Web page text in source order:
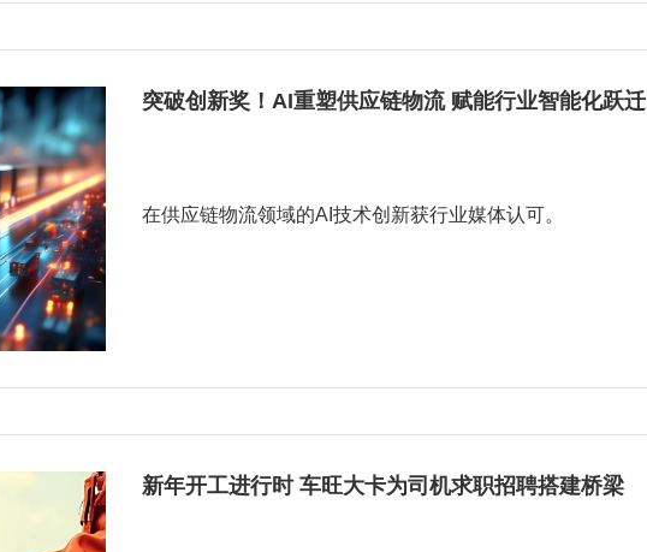
突破创新奖！AI重塑供应链物流 赋能行业智能化跃迁
在供应链物流领域的AI技术创新获行业媒体认可。
新年开工进行时 车旺大卡为司机求职招聘搭建桥梁